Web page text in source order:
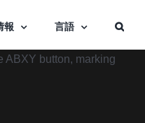
報 言語
ABXY button, marking